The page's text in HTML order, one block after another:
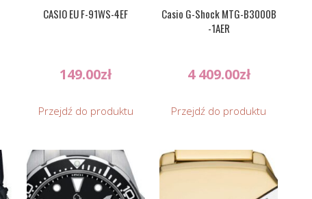
CASIO EU F-91WS-4EF
149.00zł
Przejdź do produktu
Casio G-Shock MTG-B3000B
-1AER
4 409.00zł
Przejdź do produktu